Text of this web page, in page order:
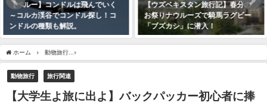
【ウズベキスタン旅行記】春分の
お祭りナウルーズで騎馬ラグビー
「ブズカシ」に潜入！
ジャイアントパンダは２種類い
る！茶色の「qinling panda」秦嶺
亜種とは？
ホーム 動物旅行
動物旅行 旅行関連
【大学生よ旅に出よ】バックパッカー初心者に捧